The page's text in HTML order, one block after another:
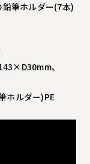
筆ホルダー(7本)
、
ホルダー)PE